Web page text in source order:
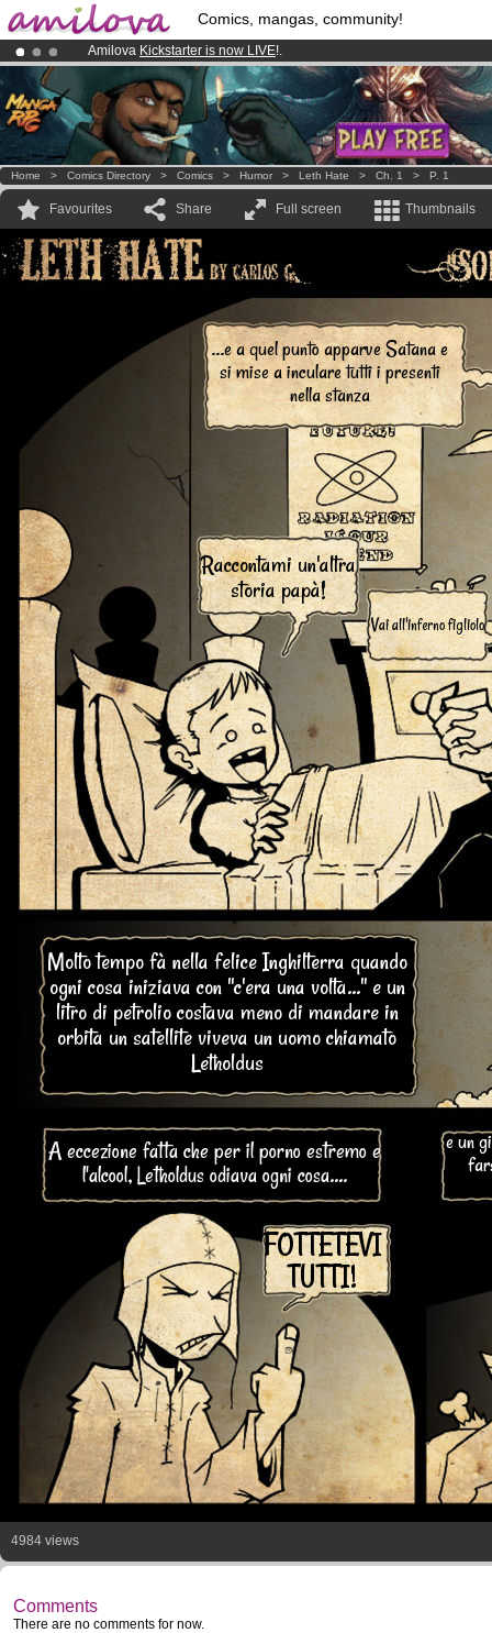
Comics, mangas, community!
Amilova Kickstarter is now LIVE!.
Premium membership from3.95 eurosper month !Get membership
Already 100000membersand 1000 comics & mangas!.
Home > Comics Directory > Comics > Humor > Leth Hate > Ch. 1 > P. 1
Favourites Share Full screen Thumbnails
...e a quel punto apparve Satana e
si mise a inculare tutti i presenti
nella stanza
Raccontami un'altra
storia papà!
Vai all'inferno figliolo
Molto tempo fà nella felice Inghilterra quando
ogni cosa iniziava con "c'era una volta..." e un
litro di petrolio costava meno di mandare in
orbita un satellite viveva un uomo chiamato
Letholdus
A eccezione fatta che per il porno estremo e
l'alcool, Letholdus odiava ogni cosa....
e un
FOTTETEVI
TUTTI!
4984 views
Comments
There are no comments for now.